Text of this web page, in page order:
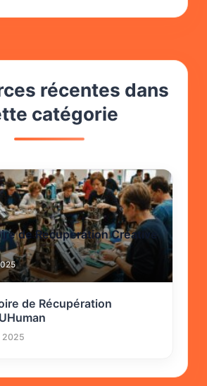
récentes dans
catégorie
de Récupération Créative
de Récupération
2025